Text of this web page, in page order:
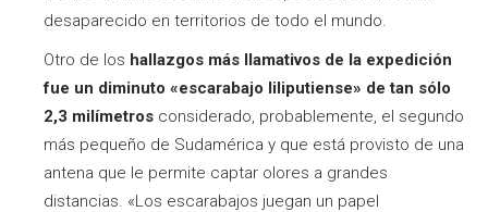
desaparecido en territorios de todo el mundo.
Otro de los hallazgos más llamativos de la expedición
fue un diminuto «escarabajo liliputiense» de tan sólo
2,3 milímetros considerado, probablemente, el segundo
más pequeño de Sudamérica y que está provisto de una
antena que le permite captar olores a grandes
distancias. «Los escarabajos juegan un papel